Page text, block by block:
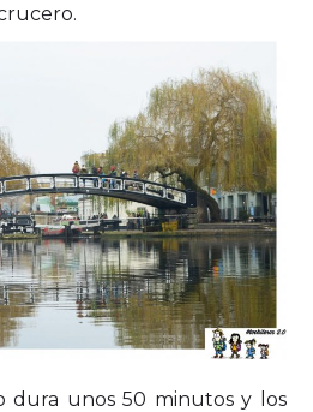
dura unos 50 minutos y los